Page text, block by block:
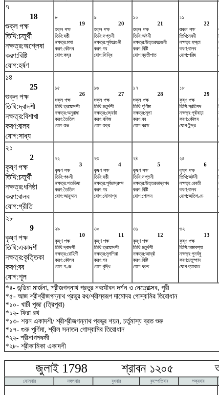
৭
18
শুক্ল পক্ষ
তিথি:চতুর্থী
নক্ষত্র:অশ্লেষা
করণ:বিষ্টি
যোগ:হর্ষণ
৮
19
শুক্ল পক্ষ
তিথি:ষষ্ঠী
নক্ষত্র:মঘা
করণ:কৌলব
যোগ:বজ্র
৯
20
শুক্ল পক্ষ
তিথি:সপ্তমী
নক্ষত্র:পূর্বফাল্গুনী
করণ:গর
যোগ:সিদ্ধি
১০
21
শুক্ল পক্ষ
তিথি:অষ্টমী
নক্ষত্র:উত্তরফাল্গুনী
করণ:বিষ্টি
যোগ:ব্যতীপাত
১১
22
শুক্ল পক্ষ
তিথি:নবমী
নক্ষত্র:হস্তা
করণ:বালব
যোগ:পরিঘ
১৪
25
শুক্ল পক্ষ
তিথি:দ্বাদশী
নক্ষত্র:বিশাখা
করণ:বালব
যোগ:সাধ্য
১৫
26
শুক্ল পক্ষ
তিথি:ত্রয়োদশী
নক্ষত্র:অনুরাধা
করণ:তৈতিল
যোগ:শুভ
১৬
27
শুক্ল পক্ষ
তিথি:চতুর্দশী
নক্ষত্র:জ্যেষ্ঠা
করণ:বণিজ
যোগ:শুক্র
১৭
28
শুক্ল পক্ষ
তিথি:পূর্ণিমা
নক্ষত্র:মূলা
করণ:বব
যোগ:ব্রহ্ম
১৮
29
কৃষ্ণ পক্ষ
তিথি:প্রতিপদ
নক্ষত্র:পূর্বাষাঢ়া
করণ:কৌলব
যোগ:ইন্দ্র
২১
2
কৃষ্ণ পক্ষ
তিথি:চতুর্থী
নক্ষত্র:ধনিষ্ঠা
করণ:বালব
যোগ:প্রীতি
২২
3
কৃষ্ণ পক্ষ
তিথি:পঞ্চমী
নক্ষত্র:শতভিষ‌া
করণ:তৈতিল
যোগ:আয়ুষ্মান
২৩
4
কৃষ্ণ পক্ষ
তিথি:ষষ্ঠী
নক্ষত্র:পূর্বভাদ্রপদ
করণ:গর
যোগ:সৌভাগ্য
২৪
5
কৃষ্ণ পক্ষ
তিথি:সপ্তমী
নক্ষত্র:উত্তরভাদ্রপদ
করণ:বিষ্টি
যোগ:শোভন
২৫
6
কৃষ্ণ পক্ষ
তিথি:অষ্টমী
নক্ষত্র:রেবতী
করণ:বালব
যোগ:অতিগণ্ড
২৮
9
কৃষ্ণ পক্ষ
তিথি:একাদশী
নক্ষত্র:কৃত্তিকা
করণ:বব
যোগ:শূল
২৯
10
কৃষ্ণ পক্ষ
তিথি:দ্বাদশী
নক্ষত্র:রোহিণী
করণ:কৌলব
যোগ:গণ্ড
৩০
11
কৃষ্ণ পক্ষ
তিথি:ত্রয়োদশী
নক্ষত্র:মৃগশিরা
করণ:গর
যোগ:বৃদ্ধি
৩১
12
কৃষ্ণ পক্ষ
তিথি:চতুর্দশী
নক্ষত্র:আর্দ্রা
করণ:বিষ্টি
যোগ:ধ্রুব
৩২
13
কৃষ্ণ পক্ষ
তিথি:অমাবশ্যা
নক্ষত্র:পুনর্বসু
করণ:চতুষ্পাদ
যোগ:ব্যাঘাত
*৪- গুন্ডিচা মার্জনা, শ্রীজগন্নাথ প্রভুর নবযৌবন দর্শন ও নেত্রোত্সব, পুরী
*৫- আজ শ্রীশ্রীজগন্নাথ প্রভুর রথ/শ্রীস্বরূপ দামোদর গোস্বামির তিরোধান
*১০- খার্চী পূজা (ত্রিপুরা)
*১২- ফিরা রথ
*১৩- শয়ন একাদশী/ শ্রীশ্রীজগন্নাথ প্রভুর শয়ন, চর্তুমাস্য ব্রত শুরু
*১৭- গুরু পূর্ণিমা, শ্রীল সনাতন গোস্বামির তিরোধান
*২২- শ্রীনাগপঞ্চমী
*২৮- শ্রীকামিকা একাদশী
জুলাই 1798 শ্রাবন ১২০৫
সোমবার মঙ্গলবার বুধবার বৃহস্পতিবার
শুক্রবার